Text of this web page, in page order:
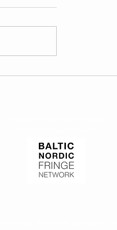
Lucia Dawes Durneen